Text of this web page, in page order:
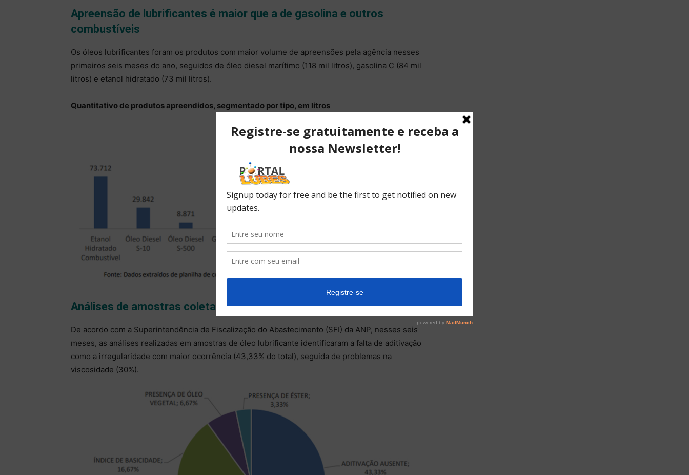
Apreensão de lubrificantes é maior que a de gasolina e outros
combustíveis
Os óleos lubrificantes foram os produtos com maior volume de apreensões pela agência nesses
primeiros seis meses do ano, seguidos de óleo diesel marítimo (118 mil litros), gasolina C (84 mil
litros) e etanol hidratado (73 mil litros).
Quantitativo de produtos apreendidos, segmentado por tipo, em litros
Análises de amostras coletadas
De acordo com a Superintendência de Fiscalização do Abastecimento (SFI) da ANP, nesses seis
meses, as análises realizadas em amostras de óleo lubrificante identificaram a falta de aditivação
como a irregularidade com maior ocorrência (43,33% do total), seguida de problemas na
viscosidade (30%).